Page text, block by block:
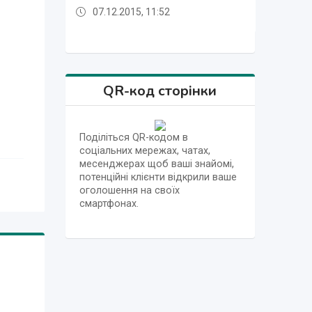
07.12.2015, 11:52
07.12.2015, 12:00
07.12.2015, 11:56
07.12.2015, 11:5207.12.2015, 11:52
07.12.2015, 11:52
07.12.2015, 11:52
07.12.2015, 12:00
QR-код сторінки
Поділіться QR-кодом в
соціальних мережах, чатах,
месенджерах щоб ваші знайомі,
потенційні клієнти відкрили ваше
оголошення на своїх
смартфонах.